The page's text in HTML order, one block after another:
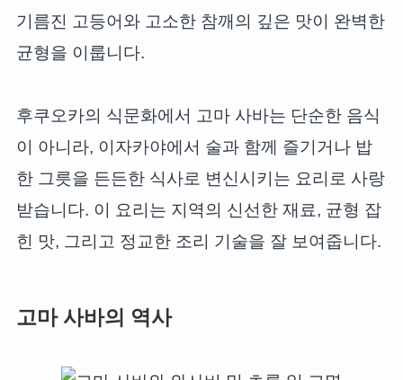
기름진 고등어와 고소한 참깨의 깊은 맛이 완벽한
균형을 이룹니다.
후쿠오카의 식문화에서 고마 사바는 단순한 음식
이 아니라, 이자카야에서 술과 함께 즐기거나 밥
한 그릇을 든든한 식사로 변신시키는 요리로 사랑
받습니다. 이 요리는 지역의 신선한 재료, 균형 잡
힌 맛, 그리고 정교한 조리 기술을 잘 보여줍니다.
고마 사바의 역사